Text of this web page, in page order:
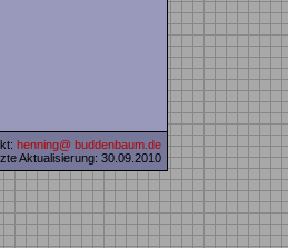
henning@ buddenbaum.de
Aktualisierung: 30.09.2010